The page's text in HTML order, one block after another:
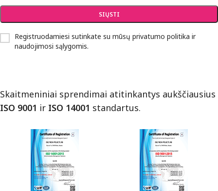
Registruodamiesi sutinkate su mūsų privatumo politika ir
naudojimosi sąlygomis.
Skaitmeniniai sprendimai atitinkantys aukščiausius
ISO 9001 ir ISO 14001 standartus.